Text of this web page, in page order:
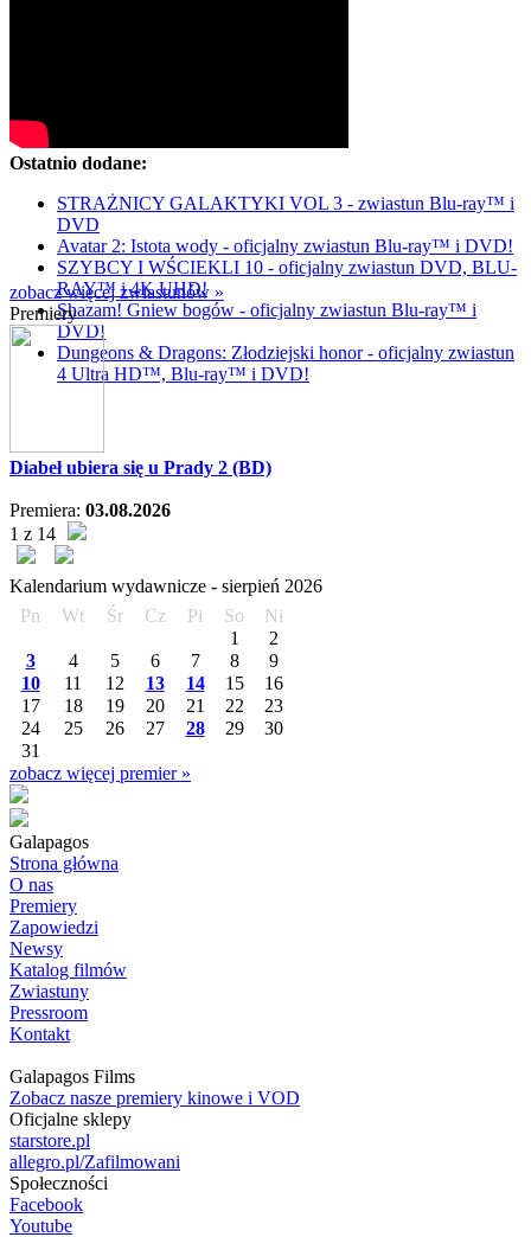
Ostatnio dodane:
STRAŻNICY GALAKTYKI VOL 3 - zwiastun Blu-ray™ i
DVD
Avatar 2: Istota wody - oficjalny zwiastun Blu-ray™ i DVD!
SZYBCY I WŚCIEKLI 10 - oficjalny zwiastun DVD, BLU-
RAY™ i 4K UHD!
Shazam! Gniew bogów - oficjalny zwiastun Blu-ray™ i
DVD!
Dungeons & Dragons: Złodziejski honor - oficjalny zwiastun
4 Ultra HD™, Blu-ray™ i DVD!
zobacz więcej zwiastunów »
Premiery
Diabeł ubiera się u Prady 2 (BD)
Premiera: 03.08.2026
1 z 14
Kalendarium wydawnicze - sierpień 2026
Pn
Wt Śr Cz Pi So
Ni
1
2
3
4 5 6 7 8
9
10
11 12 13 14 15
16
17
18 19 20 21 22
23
24
25 26 27 28 29
30
31
zobacz więcej premier »
Galapagos
Strona główna
O nas
Premiery
Zapowiedzi
Newsy
Katalog filmów
Zwiastuny
Pressroom
Kontakt
Galapagos Films
Zobacz nasze premiery kinowe i VOD
Oficjalne sklepy
starstore.pl
allegro.pl/Zafilmowani
Społeczności
Facebook
Youtube